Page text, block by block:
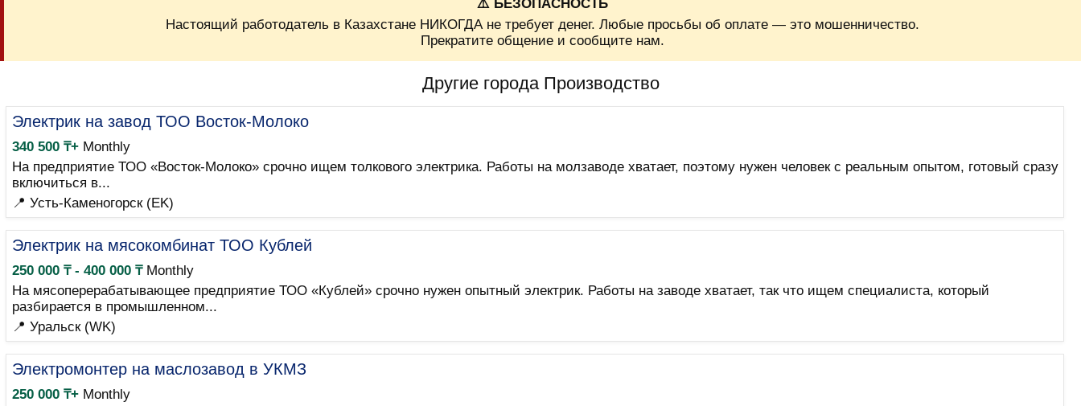
⚠️ БЕЗОПАСНОСТЬ
Настоящий работодатель в Казахстане НИКОГДА не требует денег. Любые просьбы об оплате — это мошенничество.
Прекратите общение и сообщите нам.
Другие города Производство
Электрик на завод ТОО Восток-Молоко
340 500 ₸+ Monthly
На предприятие ТОО «Восток-Молоко» срочно ищем толкового электрика. Работы на молзаводе хватает, поэтому нужен человек с реальным опытом, готовый сразу
включиться в...
📍 Усть-Каменогорск (EK)
Электрик на мясокомбинат ТОО Кублей
250 000 ₸ - 400 000 ₸Monthly
На мясоперерабатывающее предприятие ТОО «Кублей» срочно нужен опытный электрик. Работы на заводе хватает, так что ищем специалиста, который
разбирается в промышленном...
📍 Уральск (WK)
Электромонтер на маслозавод в УКМЗ
250 000 ₸+ Monthly